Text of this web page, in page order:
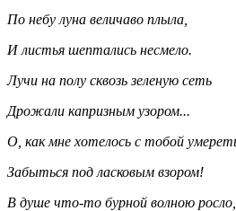
По небу луна величаво плыла,
И листья шептались несмело.
Лучи на полу сквозь зеленую сеть
Дрожали капризным узором...
О, как мне хотелось с тобой
Забыться под ласковым взором!
В душе что-то бурной волною росло,